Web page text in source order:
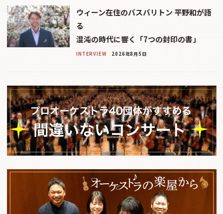
ウィーン在住のバスバリトン 平野和が語
る
混沌の時代に響く「7つの封印の書」
INTERVIEW 2026年8月5日